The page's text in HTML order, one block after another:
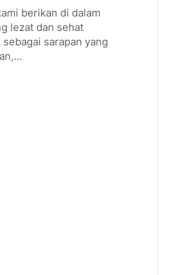
berikan di dalam
lezat dan sehat
sarapan yang